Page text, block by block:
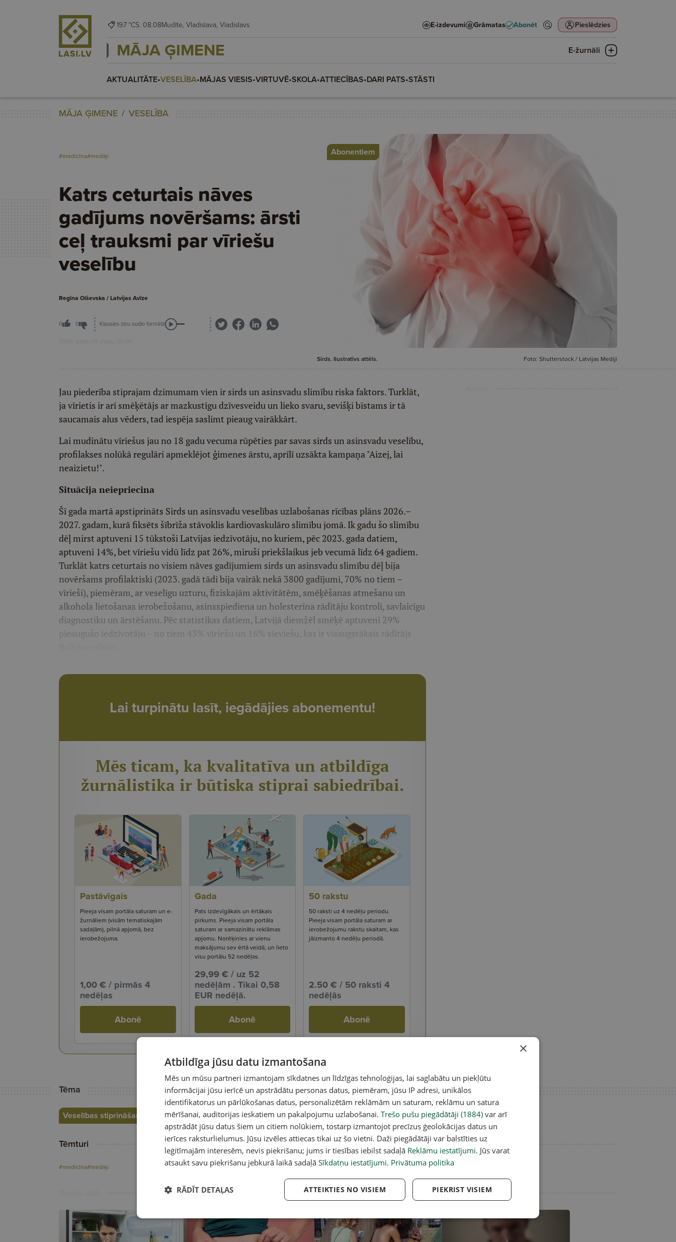
19.7 °CS. 08.08 Mudīte, Vladislava, Vladislavs E-izdevumi Grāmatas Abonēt Pieslēdzies
MĀJA ĢIMENE E-žurnāli
AKTUALITĀTE•VESELĪBA•MĀJAS VIESIS•VIRTUVĒ•SKOLA•ATTIECĪBAS•DARI PATS•STĀSTI
MĀJA ĢIMENE VESELĪBA
#medicīna#mediķi
Katrs ceturtais nāves
gadījums novēršams: ārsti
ceļ trauksmi par vīriešu
veselību
Regīna Olševska / Latvijas Avīze
0 0 Klausies ziņu audio formātā
2026. gada 04. maijs, 00:00
Abonentiem
Sirds. Ilustratīvs attēls. Foto: Shutterstock / Latvijas Mediji
Jau piederība stiprajam dzimumam vien ir sirds un asinsvadu slimību riska faktors. Turklāt,
ja vīrietis ir arī smēķētājs ar mazkustīgu dzīvesveidu un lieko svaru, sevišķi bīstams ir tā
saucamais alus vēders, tad iespēja saslimt pieaug vairākkārt.
Lai mudinātu vīriešus jau no 18 gadu vecuma rūpēties par savas sirds un asinsvadu veselību,
profilakses nolūkā regulāri apmeklējot ģimenes ārstu, aprīlī uzsākta kampaņa "Aizej, lai
neaizietu!".
Situācija neiepriecina
Šī gada martā apstiprināts Sirds un asinsvadu veselības uzlabošanas rīcības plāns 2026.–
2027. gadam, kurā fiksēts šībrīža stāvoklis kardiovaskulāro slimību jomā. Ik gadu šo slimību
dēļ mirst aptuveni 15 tūkstoši Latvijas iedzīvotāju, no kuriem, pēc 2023. gada datiem,
aptuveni 14%, bet vīriešu vidū līdz pat 26%, miruši priekšlaikus jeb vecumā līdz 64 gadiem.
Turklāt katrs ceturtais no visiem nāves gadījumiem sirds un asinsvadu slimību dēļ bija
novēršams profilaktiski (2023. gadā tādi bija vairāk nekā 3800 gadījumi, 70% no tiem –
vīrieši), piemēram, ar veselīgu uzturu, fiziskajām aktivitātēm, smēķēšanas atmešanu un
alkohola lietošanas ierobežošanu, asinsspiediena un holesterīna rādītāju kontroli, savlaicīgu
diagnostiku un ārstēšanu. Pēc statistikas datiem, Latvijā diemžēl smēķē aptuveni 29%
pieaugušo iedzīvotāju – no tiem 43% vīriešu un 16% sieviešu, kas ir visaugstākais rādītājs
Lai turpinātu lasīt, iegādājies abonementu!
Mēs ticam, ka kvalitatīva un atbildīga
žurnālistika ir būtiska stiprai sabiedrībai.
Pastāvīgais
Pieeja visam portāla saturam un e-
žurnāliem (visām tematiskajām
sadaļām), pilnā apjomā, bez
ierobežojuma.
1,00 € / pirmās 4
nedēļas
Abonē
Gada
Pats izdevīgākais un ērtākais
pirkums. Pieeja visam portāla
saturam ar samazinātu reklāmas
apjomu. Norēķinies ar vienu
maksājumu sev ērtā veidā, un lieto
visu portālu 52 nedēļas.
29,99 € / uz 52
nedēļām . Tikai 0,58
EUR nedēļā.
Abonē
50 rakstu
50 raksti uz 4 nedēļu periodu.
Pieeja visam portāla saturam ar
ierobežojumu rakstu skaitam, kas
jāizmanto 4 nedēļu periodā.
2.50 € / 50 raksti 4
nedēļās
Abonē
Tēma
Veselības stiprināšana
Tēmturi
#medicīna#mediķi
×
Atbildīga jūsu datu izmantošana
Mēs un mūsu partneri izmantojam sīkdatnes un līdzīgas tehnoloģijas, lai saglabātu un piekļūtu
informācijai jūsu ierīcē un apstrādātu personas datus, piemēram, jūsu IP adresi, unikālos
identifikatorus un pārlūkošanas datus, personalizētām reklāmām un saturam, reklāmu un satura
mērīšanai, auditorijas ieskatiem un pakalpojumu uzlabošanai. Trešo pušu piegādātāji (1884) var arī
apstrādāt jūsu datus šiem un citiem nolūkiem, tostarp izmantojot precīzus ģeolokācijas datus un
ierīces raksturlielumus. Jūsu izvēles attiecas tikai uz šo vietni. Daži piegādātāji var balstīties uz
leģitīmajām interesēm, nevis piekrišanu; jums ir tiesības iebilst sadaļā Reklāmu iestatījumi. Jūs varat
atsaukt savu piekrišanu jebkurā laikā sadaļā Sīkdatņu iestatījumi. Privātuma politika
PIEKRIST VISIEM
ATTEIKTIES NO VISIEM
RĀDĪT DETAĻAS